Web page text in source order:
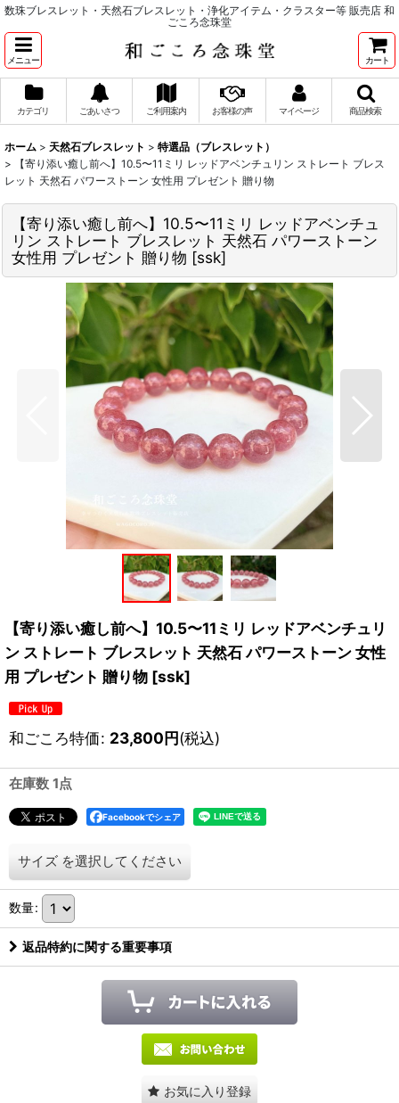
数珠ブレスレット・天然石ブレスレット・浄化アイテム・クラスター等 販売店 和
ごころ念珠堂
メニュー カート
カテゴリ ごあいさつ ご利用案内 お客様の声 マイページ 商品検索
ホーム > 天然石ブレスレット > 特選品（ブレスレット）
>
【寄り添い癒し前へ】10.5〜11ミリ レッドアベンチュリン ストレート ブレス
レット 天然石 パワーストーン 女性用 プレゼント 贈り物
【寄り添い癒し前へ】10.5〜11ミリ レッドアベンチュ
リン ストレート ブレスレット 天然石 パワーストーン
女性用 プレゼント 贈り物 [ssk]
【寄り添い癒し前へ】10.5〜11ミリ レッドアベンチュリ
ン ストレート ブレスレット 天然石 パワーストーン 女性
用 プレゼント 贈り物 [ssk]
和ごころ特価: 23,800円(税込)
在庫数 1点
Facebookでシェア
サイズ を選択してください
数量:
返品特約に関する重要事項
お気に入り登録